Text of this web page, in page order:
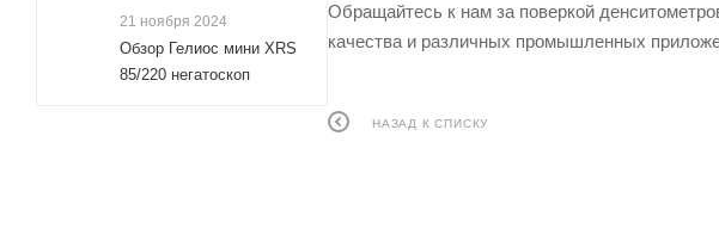
Обращайтесь к нам за поверкой
качества и различных промышленных
НАЗАД К СПИСКУ
21 ноября 2024
Обзор Гелиос мини XRS
85/220 негатоскоп